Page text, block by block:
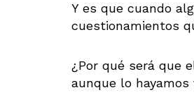
Y es que cuando
cuestionamientos
¿Por qué será que
aunque lo